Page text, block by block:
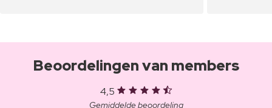
Beoordelingen van members
4,5
Gemiddelde beoordeling